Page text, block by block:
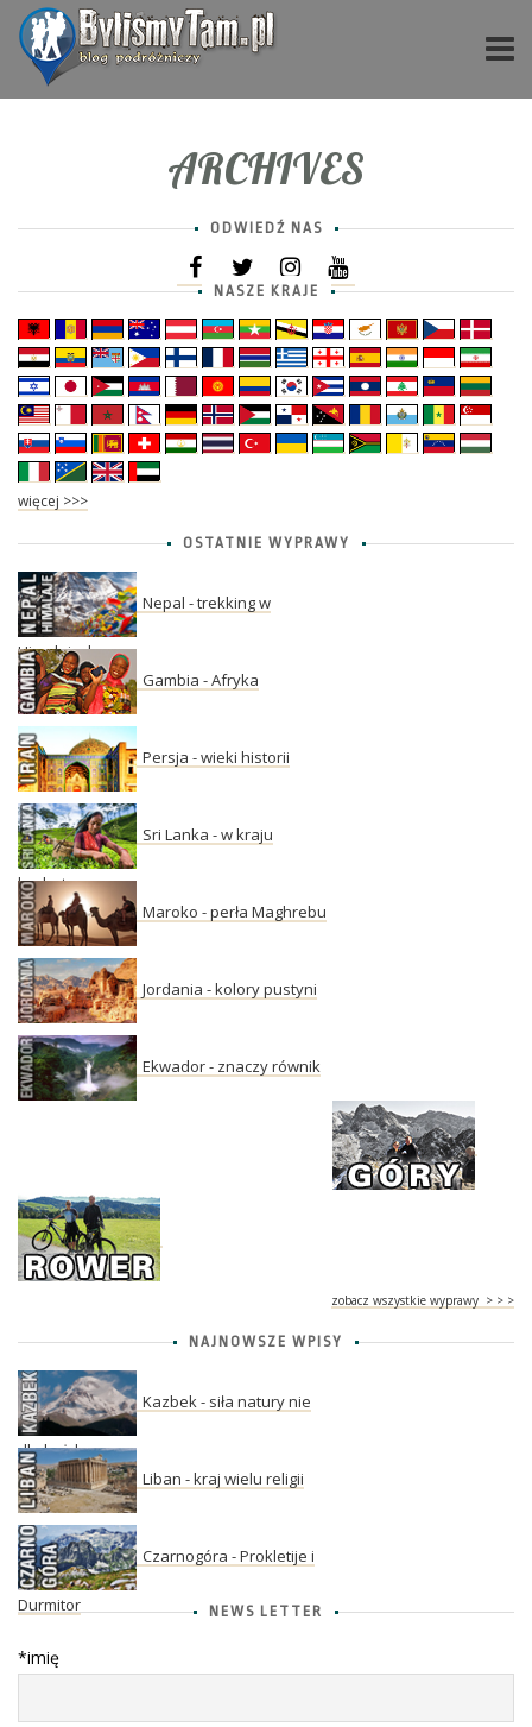
ARCHIVES
ODWIEDŹ NAS
NASZE KRAJE
więcej >>>
OSTATNIE WYPRAWY
Nepal - trekking w
Himalajach
Gambia - Afryka
Persja - wieki historii
Sri Lanka - w kraju
herbaty
Maroko - perła Maghrebu
Jordania - kolory pustyni
Ekwador - znaczy równik
zobacz wszystkie wyprawy > > >
NAJNOWSZE WPISY
Kazbek - siła natury nie
dla każdego
Liban - kraj wielu religii
Czarnogóra - Prokletije i
Durmitor NEWS LETTER
*imię